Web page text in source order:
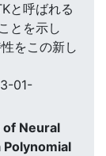
と呼ばれる
とを示し
をこの新し
01-
of Neural